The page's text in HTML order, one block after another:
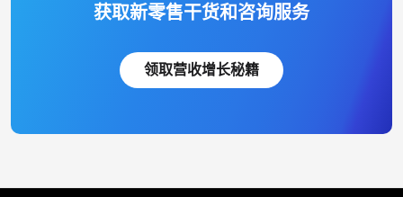
获取新零售干货和咨询服务
领取营收增长秘籍